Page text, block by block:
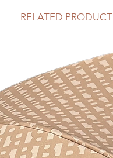
RELATED PRODUCT